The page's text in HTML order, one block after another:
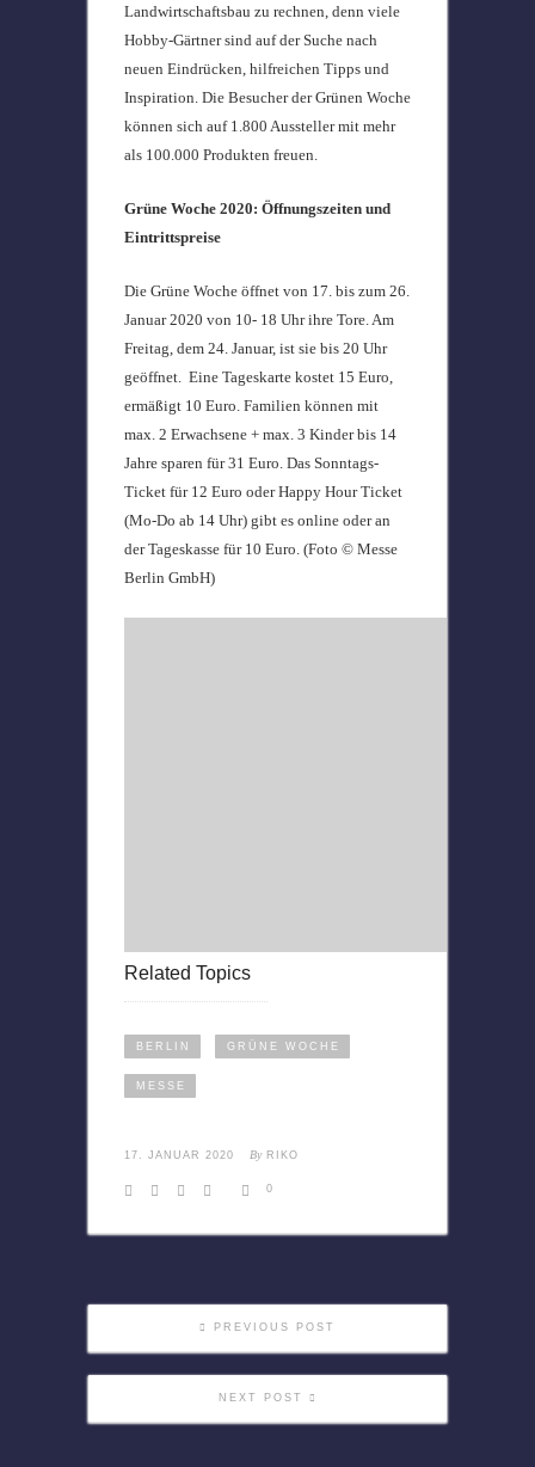
Landwirtschaftsbau zu rechnen, denn viele
Hobby-Gärtner sind auf der Suche nach
neuen Eindrücken, hilfreichen Tipps und
Inspiration. Die Besucher der Grünen Woche
können sich auf 1.800 Aussteller mit mehr
als 100.000 Produkten freuen.
Grüne Woche 2020: Öffnungszeiten und
Eintrittspreise
Die Grüne Woche öffnet von 17. bis zum 26.
Januar 2020 von 10- 18 Uhr ihre Tore. Am
Freitag, dem 24. Januar, ist sie bis 20 Uhr
geöffnet. Eine Tageskarte kostet 15 Euro,
ermäßigt 10 Euro. Familien können mit
max. 2 Erwachsene + max. 3 Kinder bis 14
Jahre sparen für 31 Euro. Das Sonntags-
Ticket für 12 Euro oder Happy Hour Ticket
(Mo-Do ab 14 Uhr) gibt es online oder an
der Tageskasse für 10 Euro. (Foto © Messe
Berlin GmbH)
Related Topics
BERLIN GRÜNE WOCHE
MESSE
17. JANUAR 2020 By RIKO
0
PREVIOUS POST
NEXT POST